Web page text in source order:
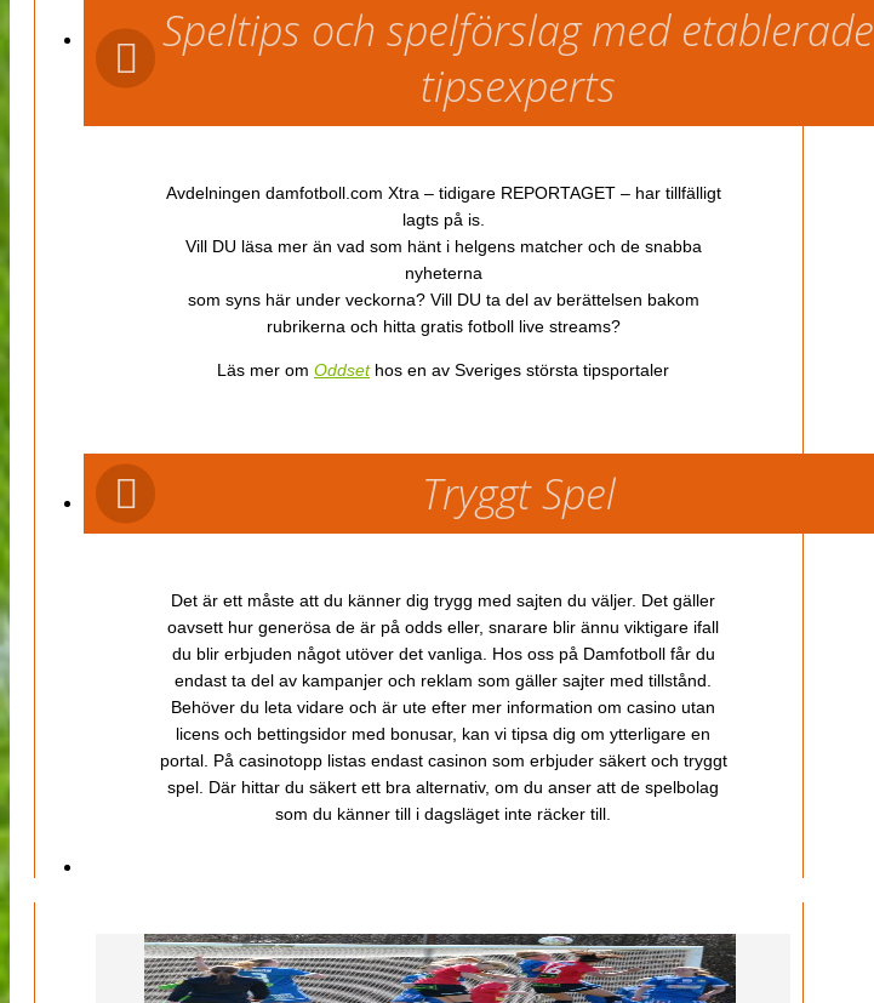
Speltips och spelförslag med etablerade
tipsexperts
Avdelningen damfotboll.com Xtra – tidigare REPORTAGET – har tillfälligt
lagts på is.
Vill DU läsa mer än vad som hänt i helgens matcher och de snabba
nyheterna
som syns här under veckorna? Vill DU ta del av berättelsen bakom
rubrikerna och hitta gratis fotboll live streams?
Läs mer om Oddsethos en av Sveriges största tipsportaler
Tryggt Spel
Det är ett måste att du känner dig trygg med sajten du väljer. Det gäller
oavsett hur generösa de är på odds eller, snarare blir ännu viktigare ifall
du blir erbjuden något utöver det vanliga. Hos oss på Damfotboll får du
endast ta del av kampanjer och reklam som gäller sajter med tillstånd.
Behöver du leta vidare och är ute efter mer information om casino utan
licens och bettingsidor med bonusar, kan vi tipsa dig om ytterligare en
portal. På casinotopp listas endast casinon som erbjuder säkert och tryggt
spel. Där hittar du säkert ett bra alternativ, om du anser att de spelbolag
som du känner till i dagsläget inte räcker till.